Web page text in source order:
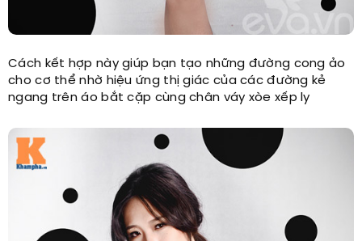
Cách kết hợp này giúp bạn tạo những đường cong ảo
cho cơ thể nhờ hiệu ứng thị giác của các đường kẻ
ngang trên áo bắt cặp cùng chân váy xòe xếp ly